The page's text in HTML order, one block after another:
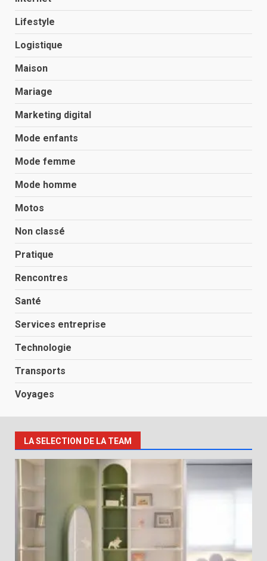
Lifestyle
Logistique
Maison
Mariage
Marketing digital
Mode enfants
Mode femme
Mode homme
Motos
Non classé
Pratique
Rencontres
Santé
Services entreprise
Technologie
Transports
Voyages
LA SELECTION DE LA TEAM